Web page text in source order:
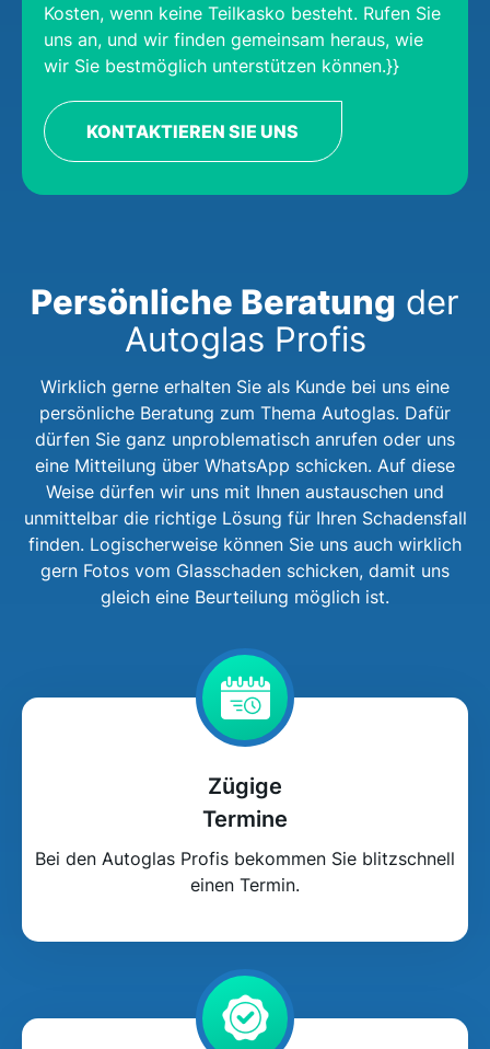
Kosten, wenn keine Teilkasko besteht. Rufen Sie
uns an, und wir finden gemeinsam heraus, wie
wir Sie bestmöglich unterstützen können.}}
KONTAKTIEREN SIE UNS
Persönliche Beratung der
Autoglas Profis
Wirklich gerne erhalten Sie als Kunde bei uns eine
persönliche Beratung zum Thema Autoglas. Dafür
dürfen Sie ganz unproblematisch anrufen oder uns
eine Mitteilung über WhatsApp schicken. Auf diese
Weise dürfen wir uns mit Ihnen austauschen und
unmittelbar die richtige Lösung für Ihren Schadensfall
finden. Logischerweise können Sie uns auch wirklich
gern Fotos vom Glasschaden schicken, damit uns
gleich eine Beurteilung möglich ist.
Zügige
Termine
Bei den Autoglas Profis bekommen Sie blitzschnell
einen Termin.